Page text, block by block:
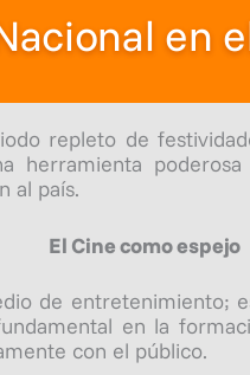
en
repleto de
herramienta
al país.
El Cine como espejo
de entretenimiento;
en la
con el público.